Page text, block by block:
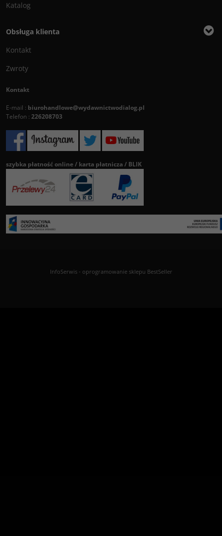
Katalog
Obsługa klienta
Kontakt
Zwroty
Kontakt
E-mail : biurohandlowe@wydawnictwodialog.pl
Telefon : 226208703
szybka płatność online / karta płatnicza / BLIK
InfoSerwis- oprogramowanie sklepu BestSeller